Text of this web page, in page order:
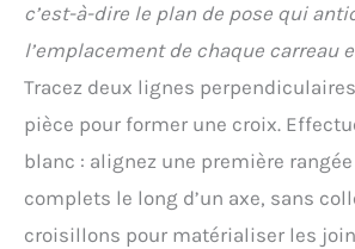
c’est-à-dire le plan de pose qui
l’emplacement de chaque carreau
Tracez deux lignes
pièce pour former une croix.
blanc : alignez une première
complets le long d’un axe, sans
croisillons pour matérialiser les